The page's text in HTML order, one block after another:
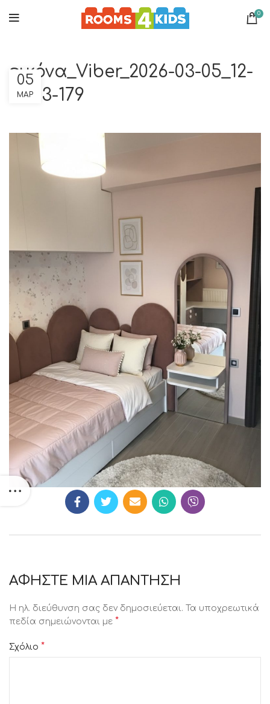
0
εικόνα_Viber_2026-03-05_12-
29-13-179
05
ΜΑΡ
ΑΦΉΣΤΕ ΜΙΑ ΑΠΆΝΤΗΣΗ
Η ηλ. διεύθυνση σας δεν δημοσιεύεται.
Τα υποχρεωτικά
πεδία σημειώνονται με *
Σχόλιο *